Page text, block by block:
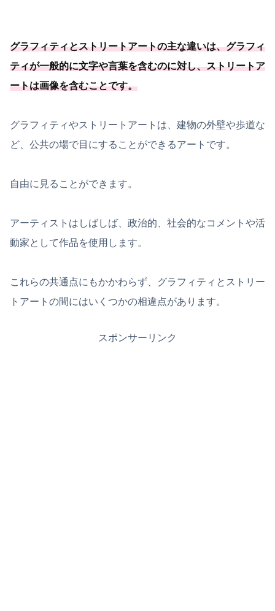
グラフィティとストリートアートの主な違いは、グラフィ
ティが一般的に文字や言葉を含むのに対し、ストリートア
ートは画像を含むことです。
グラフィティやストリートアートは、建物の外壁や歩道な
ど、公共の場で目にすることができるアートです。
自由に見ることができます。
アーティストはしばしば、政治的、社会的なコメントや活
動家として作品を使用します。
これらの共通点にもかかわらず、グラフィティとストリー
トアートの間にはいくつかの相違点があります。
スポンサーリンク